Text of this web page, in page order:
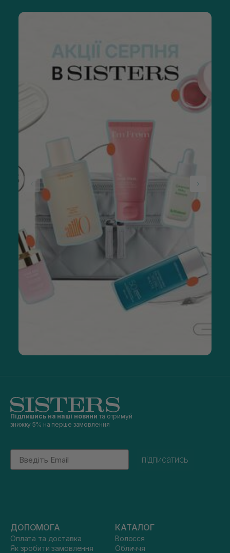
Підпишись на наші новини та отримуй
знижку 5% на перше замовлення
Email
підписатись
ДОПОМОГА
Оплата та доставка
Як зробити замовлення
КАТАЛОГ
Волосся
Обличчя